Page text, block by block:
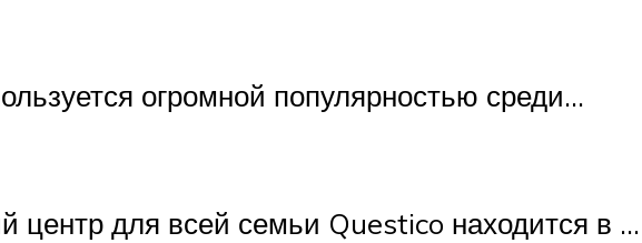
огромной популярностью среди…
центр для всей семьи Questico находится в …